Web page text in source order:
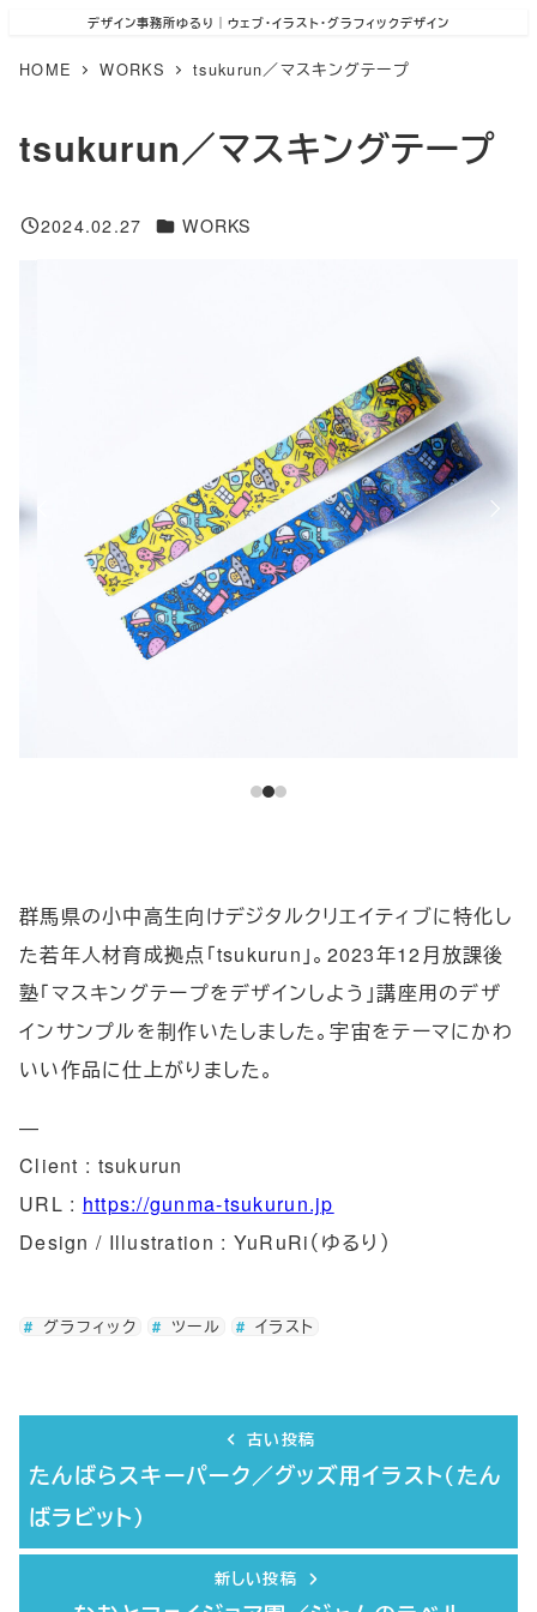
イ
コ
テ
デザイン事務所ゆるり｜ウェブ･イラスト･グラフィックデザイン
HOME WORKS tsukurun／マスキングテープ
tsukurun／マスキングテープ
投稿日
2024.02.27 カテゴリー
WORKS
群馬県の小中高生向けデジタルクリエイティブに特化し
た若年人材育成拠点「tsukurun」。2023年12月放課後
塾「マスキングテープをデザインしよう」講座用のデザ
インサンプルを制作いたしました。宇宙をテーマにかわ
いい作品に仕上がりました。
—
Client : tsukurun
URL : https://gunma-tsukurun.jp
Design / Illustration : YuRuRi（ゆるり）
グラフィック ツール イラスト
古い投稿
たんばらスキーパーク／グッズ用イラスト（たん
ばラビット）
新しい投稿